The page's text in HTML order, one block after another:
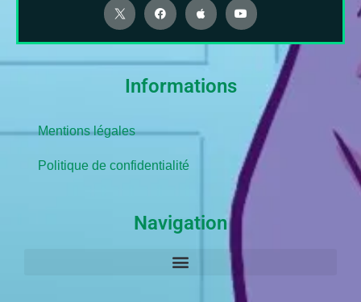
Informations
Mentions légales
Politique de confidentialité
Navigation